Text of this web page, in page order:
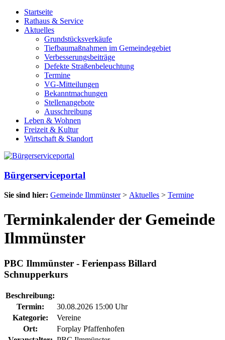
Startseite
Rathaus & Service
Aktuelles
Grundstücksverkäufe
Tiefbaumaßnahmen im Gemeindegebiet
Verbesserungsbeiträge
Defekte Straßenbeleuchtung
Termine
VG-Mitteilungen
Bekanntmachungen
Stellenangebote
Ausschreibung
Leben & Wohnen
Freizeit & Kultur
Wirtschaft & Standort
Bürgerserviceportal
Sie sind hier: Gemeinde Ilmmünster> Aktuelles > Termine
Terminkalender der Gemeinde
Ilmmünster
PBC Ilmmünster - Ferienpass Billard
Schnupperkurs
Beschreibung:
Termin:
30.08.2026 15:00 Uhr
Kategorie:
Vereine
Ort:
Forplay Pfaffenhofen